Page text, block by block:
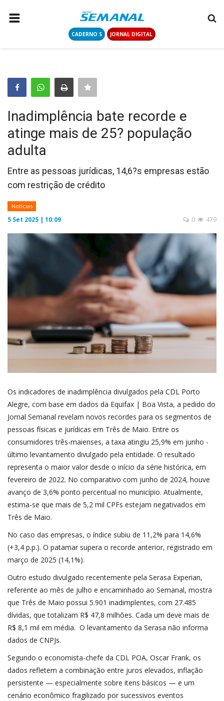
CADERNO S JORNAL DIGITAL
COLUNISTAS
CONTATO
LOGIN
CADASTRAR
CADERNO S
JORNAL DIGITAL
Inadimplência bate recorde e
atinge mais de 25? população
adulta
Entre as pessoas jurídicas, 14,6?s empresas estão
com restrição de crédito
Notícias
5 Set 2025 | 10:09 479
0
Os indicadores de inadimplência divulgados pela CDL Porto
Alegre, com base em dados da Equifax | Boa Vista, a pedido do
Jornal Semanal revelam novos recordes para os segmentos de
pessoas físicas e jurídicas em Três de Maio. Entre os
consumidores três-maienses, a taxa atingiu 25,9% em junho -
último levantamento divulgado pela entidade. O resultado
representa o maior valor desde o início da série histórica, em
fevereiro de 2022. No comparativo com junho de 2024, houve
avanço de 3,6% ponto percentual no município. Atualmente,
estima-se que mais de 5,2 mil CPFs estejam negativados em
Três de Maio.
No caso das empresas, o índice subiu de 11,2% para 14,6%
(+3,4 p.p.). O patamar supera o recorde anterior, registrado em
março de 2025 (14,1%).
Outro estudo divulgado recentemente pela Serasa Experian,
referente ao mês de julho e encaminhado ao Semanal, mostra
que Três de Maio possui 5.901 inadimplentes, com 27.485
dívidas, que totalizam R$ 47,8 milhões. Cada um deve mais de
R$ 8,1 mil em média. O levantamento da Serasa não informa
dados de CNPJs.
Segundo o economista-chefe da CDL POA, Oscar Frank, os
dados refletem a combinação entre juros elevados, inflação
persistente — especialmente sobre itens básicos — e um
cenário econômico fragilizado por sucessivos eventos